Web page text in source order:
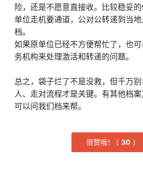
险，还是不愿意直接收。比较稳妥
单位走机要通道，公对公转递到当
档。
如果原单位已经不方便帮忙了，也
务机构来处理激活和转递的问题。
总之，袋子烂了不是没救，但千万
人、走对流程才是关键。有其他档
可以问我们档来帮。
很赞哦！ ( 30 )